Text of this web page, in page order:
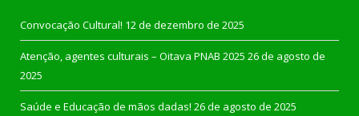
Convocação Cultural! 12 de dezembro de 2025
Atenção, agentes culturais – Oitava PNAB 2025 26 de agosto de
2025
Saúde e Educação de mãos dadas! 26 de agosto de 2025